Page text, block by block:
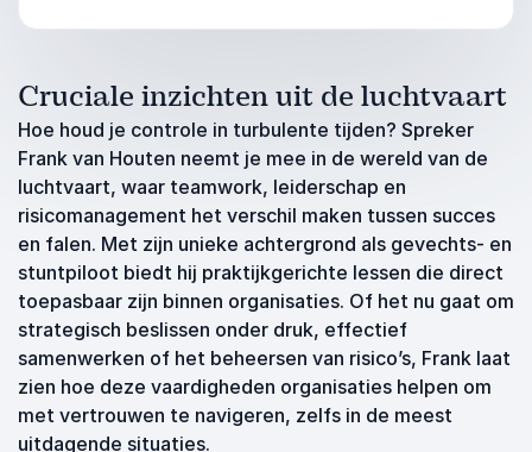
Cruciale inzichten uit de luchtvaart
Hoe houd je controle in turbulente tijden? Spreker
Frank van Houten neemt je mee in de wereld van de
luchtvaart, waar teamwork, leiderschap en
risicomanagement het verschil maken tussen succes
en falen. Met zijn unieke achtergrond als gevechts- en
stuntpiloot biedt hij praktijkgerichte lessen die direct
toepasbaar zijn binnen organisaties. Of het nu gaat om
strategisch beslissen onder druk, effectief
samenwerken of het beheersen van risico’s, Frank laat
zien hoe deze vaardigheden organisaties helpen om
met vertrouwen te navigeren, zelfs in de meest
uitdagende situaties.